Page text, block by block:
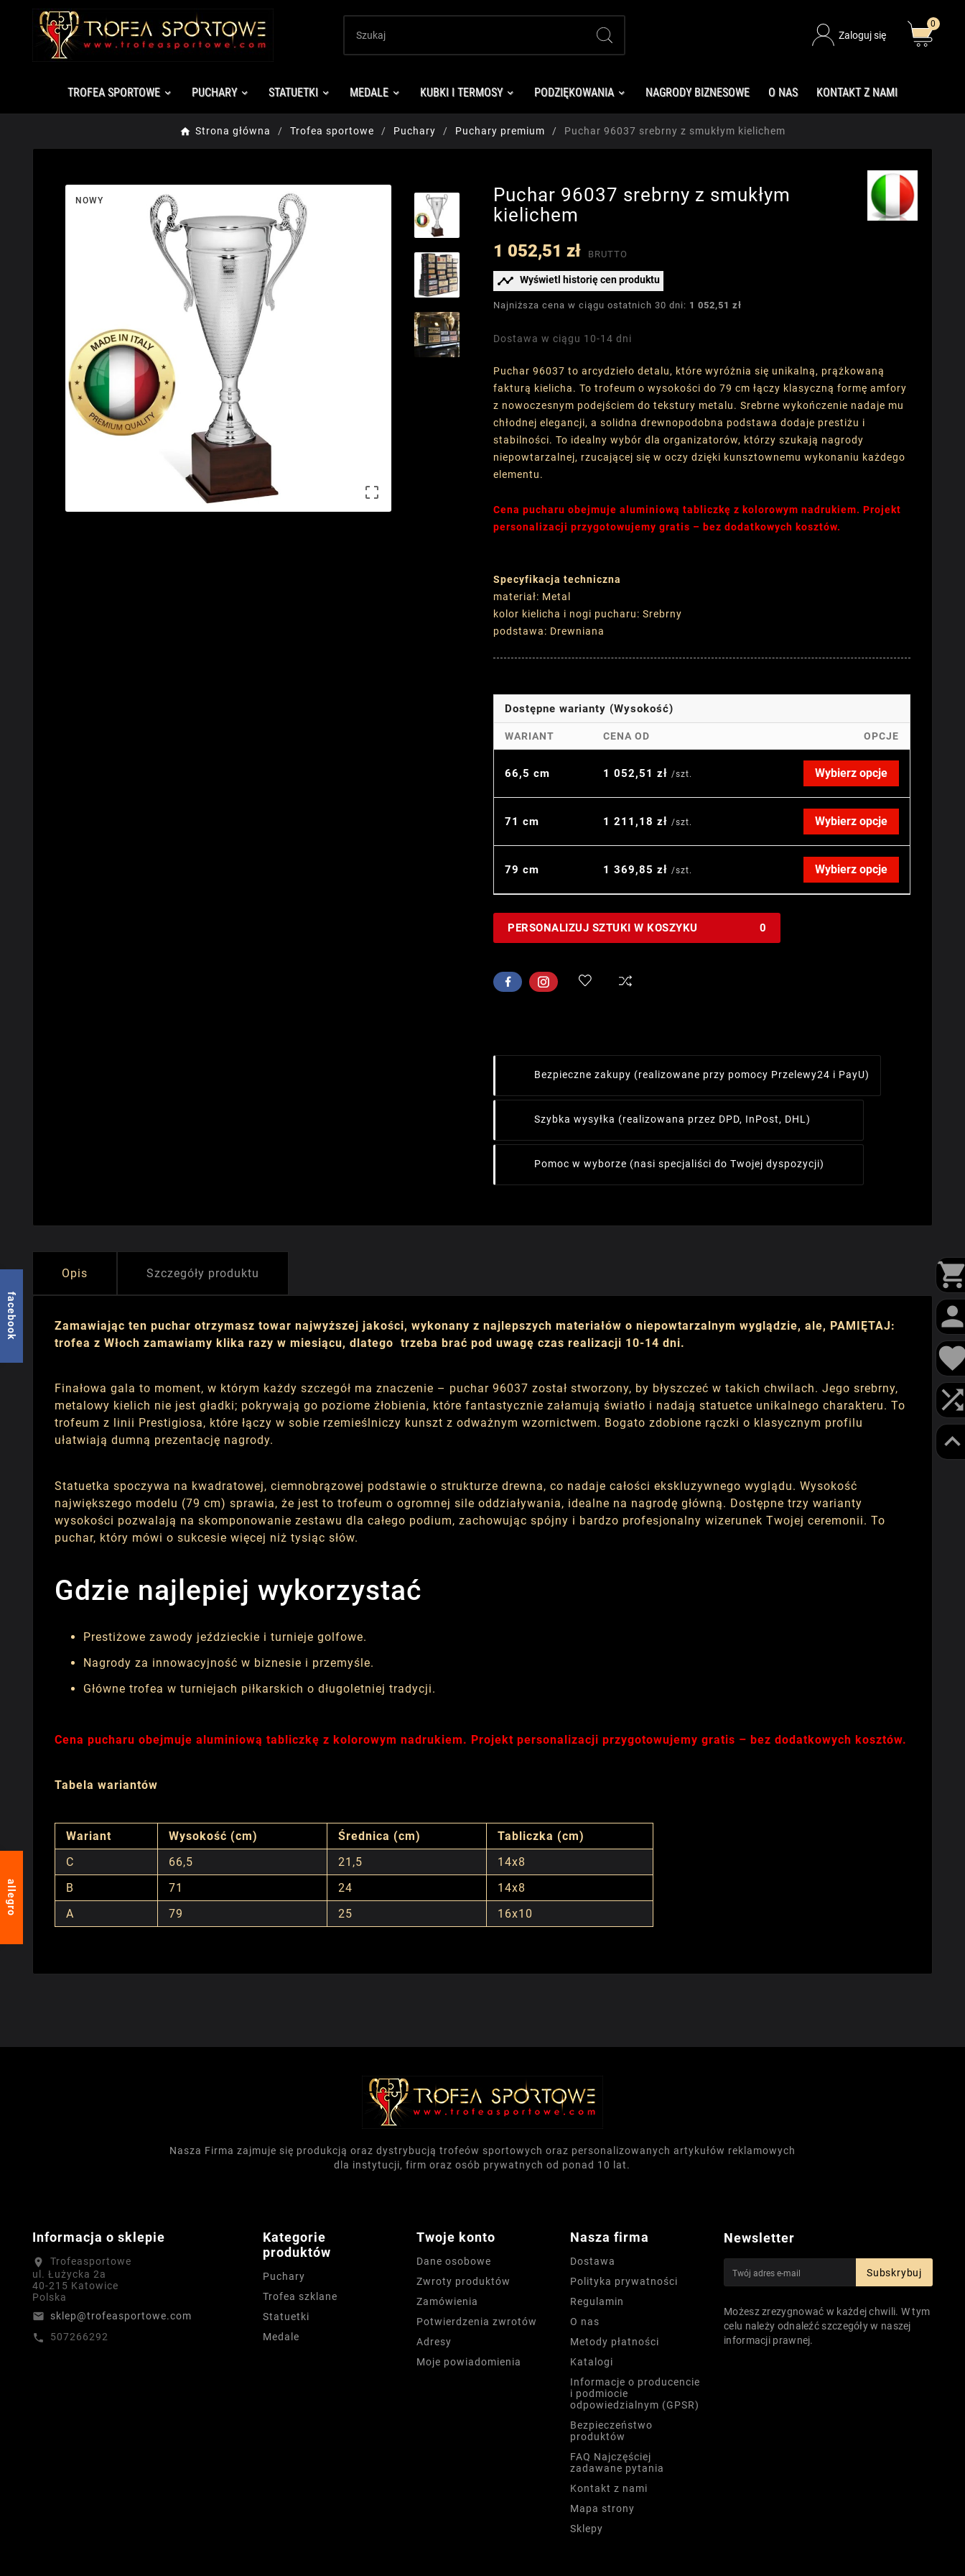
Zaloguj się
0
TROFEA SPORTOWE PUCHARY STATUETKI MEDALE KUBKI I TERMOSY PODZIĘKOWANIA NAGRODY BIZNESOWE O NAS KONTAKT Z NAMI
Strona główna Trofea sportowe Puchary Puchary premium Puchar 96037 srebrny z smukłym kielichem
NOWY

Puchar 96037 srebrny z smukłym
kielichem
1 052,51 zł BRUTTO
 Wyświetl historię cen produktu
Najniższa cena w ciągu ostatnich 30 dni: 1 052,51 zł
Dostawa w ciągu 10-14 dni
Puchar 96037 to arcydzieło detalu, które wyróżnia się unikalną, prążkowaną
fakturą kielicha. To trofeum o wysokości do 79 cm łączy klasyczną formę amfory
z nowoczesnym podejściem do tekstury metalu. Srebrne wykończenie nadaje mu
chłodnej elegancji, a solidna drewnopodobna podstawa dodaje prestiżu i
stabilności. To idealny wybór dla organizatorów, którzy szukają nagrody
niepowtarzalnej, rzucającej się w oczy dzięki kunsztownemu wykonaniu każdego
elementu.
Cena pucharu obejmuje aluminiową tabliczkę z kolorowym nadrukiem. Projekt
personalizacji przygotowujemy gratis – bez dodatkowych kosztów.
Specyfikacja techniczna
materiał: Metal
kolor kielicha i nogi pucharu: Srebrny
podstawa: Drewniana
Dostępne warianty (Wysokość)
WARIANT CENA OD OPCJE
66,5 cm 1 052,51 zł /szt. Wybierz opcje
71 cm 1 211,18 zł /szt. Wybierz opcje
79 cm 1 369,85 zł /szt. Wybierz opcje
PERSONALIZUJ SZTUKI W KOSZYKU 0
Bezpieczne zakupy (realizowane przy pomocy Przelewy24 i PayU)
Szybka wysyłka (realizowana przez DPD, InPost, DHL)
Pomoc w wyborze (nasi specjaliści do Twojej dyspozycji)
Opis Szczegóły produktu
Zamawiając ten puchar otrzymasz towar najwyższej jakości, wykonany z najlepszych materiałów o niepowtarzalnym wyglądzie, ale, PAMIĘTAJ:
trofea z Włoch zamawiamy klika razy w miesiącu, dlatego trzeba brać pod uwagę czas realizacji 10-14 dni.
Finałowa gala to moment, w którym każdy szczegół ma znaczenie – puchar 96037 został stworzony, by błyszczeć w takich chwilach. Jego srebrny,
metalowy kielich nie jest gładki; pokrywają go poziome żłobienia, które fantastycznie załamują światło i nadają statuetce unikalnego charakteru. To
trofeum z linii Prestigiosa, które łączy w sobie rzemieślniczy kunszt z odważnym wzornictwem. Bogato zdobione rączki o klasycznym profilu
ułatwiają dumną prezentację nagrody.
Statuetka spoczywa na kwadratowej, ciemnobrązowej podstawie o strukturze drewna, co nadaje całości ekskluzywnego wyglądu. Wysokość
największego modelu (79 cm) sprawia, że jest to trofeum o ogromnej sile oddziaływania, idealne na nagrodę główną. Dostępne trzy warianty
wysokości pozwalają na skomponowanie zestawu dla całego podium, zachowując spójny i bardzo profesjonalny wizerunek Twojej ceremonii. To
puchar, który mówi o sukcesie więcej niż tysiąc słów.
Gdzie najlepiej wykorzystać
Prestiżowe zawody jeździeckie i turnieje golfowe.
Nagrody za innowacyjność w biznesie i przemyśle.
Główne trofea w turniejach piłkarskich o długoletniej tradycji.
Cena pucharu obejmuje aluminiową tabliczkę z kolorowym nadrukiem. Projekt personalizacji przygotowujemy gratis – bez dodatkowych kosztów.
Tabela wariantów
Wariant Wysokość (cm) Średnica (cm)
Tabliczka (cm)
C
66,5 21,5
14x8
B
71 24
14x8
A
79 25 16x10
Nasza Firma zajmuje się produkcją oraz dystrybucją trofeów sportowych oraz personalizowanych artykułów reklamowych
dla instytucji, firm oraz osób prywatnych od ponad 10 lat.
Informacja o sklepie
location_on
Trofeasportowe
ul. Łużycka 2a
40-215 Katowice
Polska
email sklep@trofeasportowe.com
call 507266292
Kategorie
produktów
Puchary
Trofea szklane
Statuetki
Medale
Twoje konto
Dane osobowe
Zwroty produktów
Zamówienia
Potwierdzenia zwrotów
Adresy
Moje powiadomienia
Nasza firma
Dostawa
Polityka prywatności
Regulamin
O nas
Metody płatności
Katalogi
Informacje o producencie
i podmiocie
odpowiedzialnym (GPSR)
Bezpieczeństwo
produktów
FAQ Najczęściej
zadawane pytania
Kontakt z nami
Mapa strony
Sklepy
Newsletter
Subskrybuj
Możesz zrezygnować w każdej chwili. W tym
celu należy odnaleźć szczegóły w naszej
informacji prawnej.
facebook
allegro